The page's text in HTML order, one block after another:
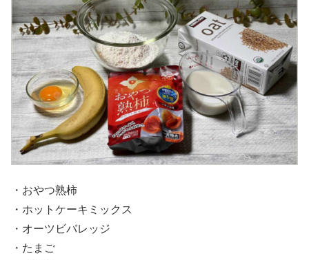
・おやつ熟柿
・ホットケーキミックス
・オーツビバレッジ
・たまご